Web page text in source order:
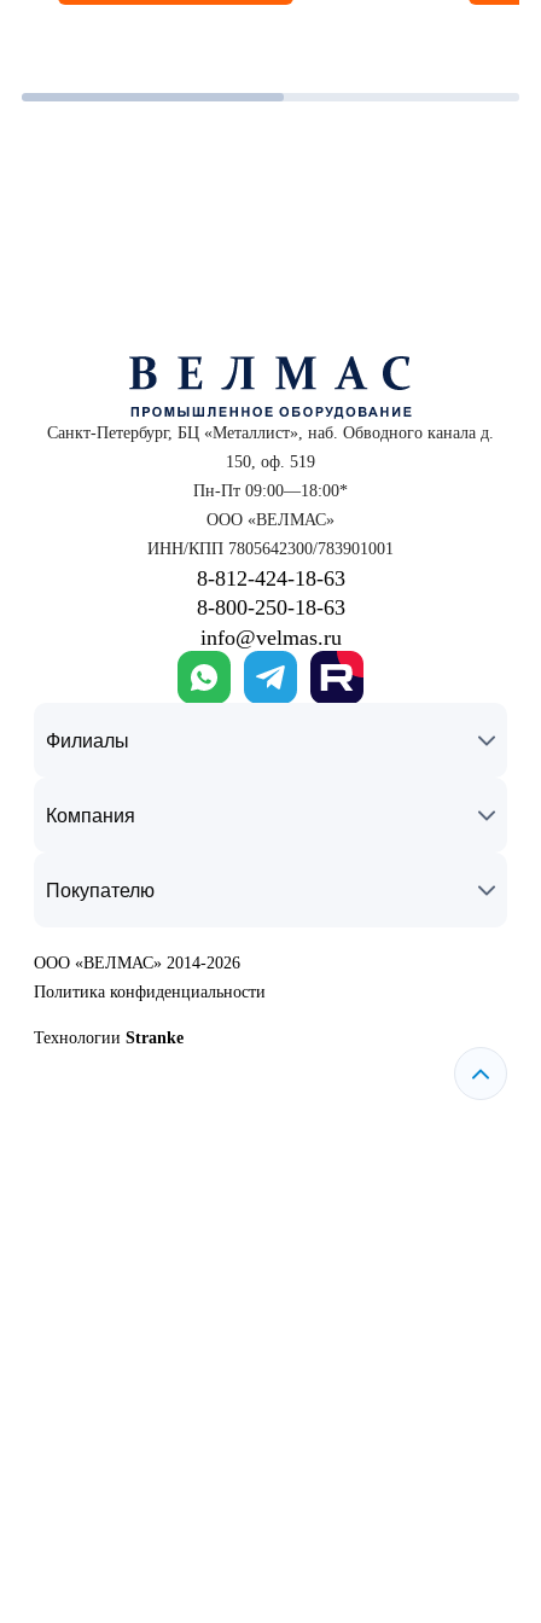
Санкт-Петербург, БЦ «Металлист», наб. Обводного канала д.
150, оф. 519
Пн-Пт 09:00—18:00*
ООО «ВЕЛМАС»
ИНН/КПП 7805642300/783901001
8‑812‑424‑18‑63
8‑800‑250‑18‑63
info@velmas.ru
Филиалы
Компания
Покупателю
ООО «ВЕЛМАС» 2014-2026
Политика конфиденциальности
Технологии Stranke